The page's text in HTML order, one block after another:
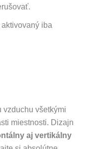
iba
vzduchu všetkými
miestnosti. Dizajn
aj vertikálny